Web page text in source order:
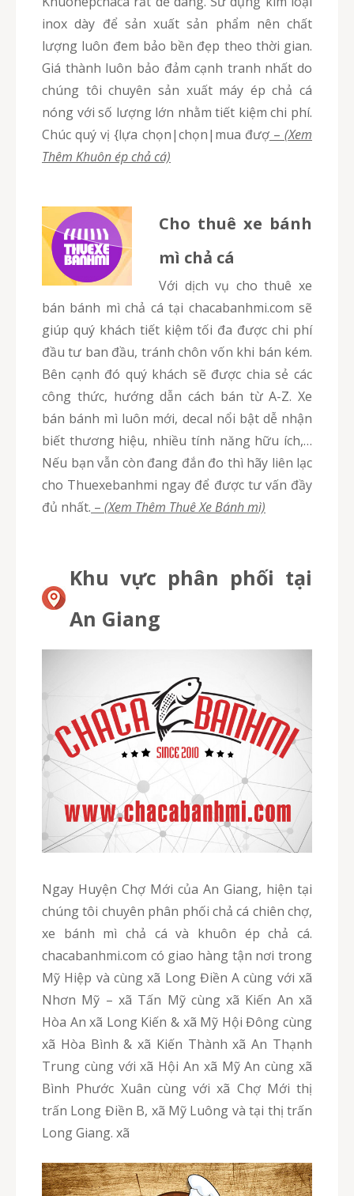
inox dày để sản xuất sản phẩm nên chất
lượng luôn đem bảo bền đẹp theo thời gian.
Giá thành luôn bảo đảm cạnh tranh nhất do
chúng tôi chuyên sản xuất máy ép chả cá
nóng với số lượng lớn nhằm tiết kiệm chi phí.
Chúc quý vị {lựa chọn|chọn|mua đượ–(Xem
Thêm Khuôn ép chả cá)
Cho thuê xe bánh
mì chả cá
Với dịch vụ cho thuê xe
bán bánh mì chả cá tại chacabanhmi.com sẽ
giúp quý khách tiết kiệm tối đa được chi phí
đầu tư ban đầu, tránh chôn vốn khi bán kém.
Bên cạnh đó quý khách sẽ được chia sẻ các
công thức, hướng dẫn cách bán từ A-Z. Xe
bán bánh mì luôn mới, decal nổi bật dễ nhận
biết thương hiệu, nhiều tính năng hữu ích,…
Nếu bạn vẫn còn đang đắn đo thì hãy liên lạc
cho Thuexebanhmi ngay để được tư vấn đầy
đủ nhất. – (Xem Thêm Thuê Xe Bánh mì)
Khu vực phân phối tại
An Giang
Ngay Huyện Chợ Mới của An Giang, hiện tại
chúng tôi chuyên phân phối chả cá chiên chợ,
xe bánh mì chả cá và khuôn ép chả cá.
chacabanhmi.com có giao hàng tận nơi trong
Mỹ Hiệp và cùng xã Long Điền A cùng với xã
Nhơn Mỹ – xã Tấn Mỹ cùng xã Kiến An xã
Hòa An xã Long Kiến & xã Mỹ Hội Đông cùng
xã Hòa Bình & xã Kiến Thành xã An Thạnh
Trung cùng với xã Hội An xã Mỹ An cùng xã
Bình Phước Xuân cùng với xã Chợ Mới thị
trấn Long Điền B, xã Mỹ Luông và tại thị trấn
Long Giang. xã